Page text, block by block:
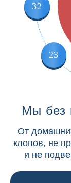
23
32
Мы без
От
клопов, не
и не